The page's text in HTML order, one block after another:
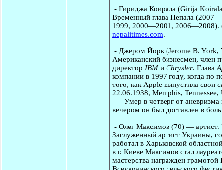
- Гириджа Коирала (Girija
Временный глава Непала
1999, 2000—2001, 2006—2008).
nepalitimes.com.
- Джером Йорк(Jerome B. York,
Американский бизнесмен, член
директор IBMи Chrysler. Глава
компании в 1997 году, когда по
того, как Apple выпустила
22.06.1938, Memphis, Tennessee,
Умер в четверг от аневризма
вечером он был доставлен в
- Олег Максимов(70) — артист.
Заслуженный артист Украины,
работал в Харьковской
в г. Киеве Максимов стал
мастерства награжден
Всеукраинского сельского